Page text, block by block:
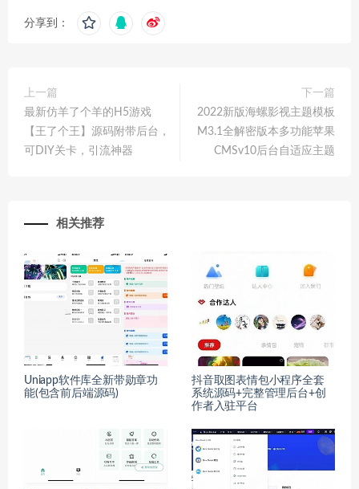
分享到：
上一篇
最新仿羊了个羊的H5游戏
【王了个王】源码附带后台，
可DIY关卡，引流神器
下一篇
2022新版海螺影视主题模板
M3.1全解密版本多功能苹果
CMSv10后台自适应主题
相关推荐
Uniapp软件库全新带勋章功
能(包含前后端源码)
抖音取图表情包小程序全套
系统源码+完整管理后台+创
作者入驻平台